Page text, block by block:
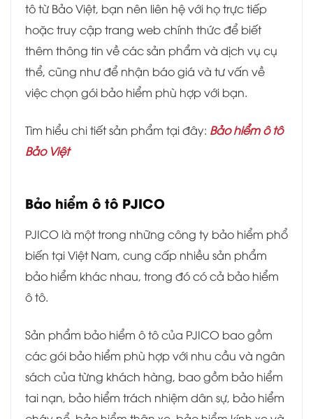
tô từ Bảo Việt, bạn nên liên hệ với họ trực tiếp
hoặc truy cập trang web chính thức để biết
thêm thông tin về các sản phẩm và dịch vụ cụ
thể, cũng như để nhận báo giá và tư vấn về
việc chọn gói bảo hiểm phù hợp với bạn.
Tìm hiểu chi tiết sản phẩm tại đây: Bảo hiểm ô tô
Bảo Việt
Bảo hiểm ô tô PJICO
PJICO là một trong những công ty bảo hiểm phổ
biến tại Việt Nam, cung cấp nhiều sản phẩm
bảo hiểm khác nhau, trong đó có cả bảo hiểm
ô tô.
Sản phẩm bảo hiểm ô tô của PJICO bao gồm
các gói bảo hiểm phù hợp với nhu cầu và ngân
sách của từng khách hàng, bao gồm bảo hiểm
tai nạn, bảo hiểm trách nhiệm dân sự, bảo hiểm